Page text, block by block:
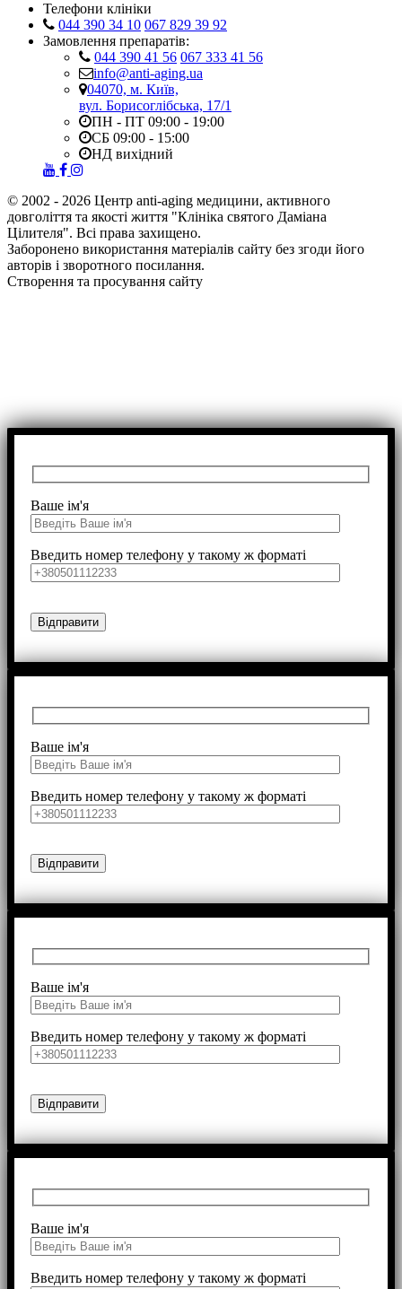
Телефони клініки
044 390 34 10 067 829 39 92
Замовлення препаратів:
044 390 41 56 067 333 41 56
info@anti-aging.ua
04070, м. Київ,
вул. Борисоглібська, 17/1
ПН - ПТ 09:00 - 19:00
СБ 09:00 - 15:00
НД вихідний
© 2002 - 2026 Центр anti-aging медицини, активного
довголіття та якості життя "Клініка святого Даміана
Цілителя". Всі права захищено.
Заборонено використання матеріалів сайту без згоди його
авторів і зворотного посилання.
Створення та просування сайту
Ваше ім'я
Введить номер телефону у такому ж форматі
Ваше ім'я
Введить номер телефону у такому ж форматі
Ваше ім'я
Введить номер телефону у такому ж форматі
Ваше ім'я
Введить номер телефону у такому ж форматі